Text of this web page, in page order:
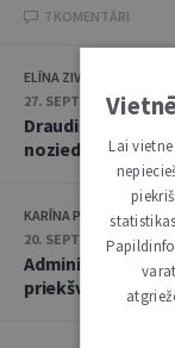
7 KOMENTĀRI
ELĪNA ZIVTIŅA
27. SEPTEMBRIS 2022
Draudi un
noziedzīgs
KARĪNA POĻANSKA
20. SEPTEMBRIS 2022
Administratīvo
priekšvēlēšanu
Lai